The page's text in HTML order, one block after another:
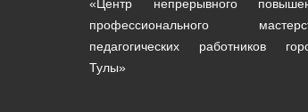
«Центр непрерывного
профессионального
педагогических работников
Тулы»